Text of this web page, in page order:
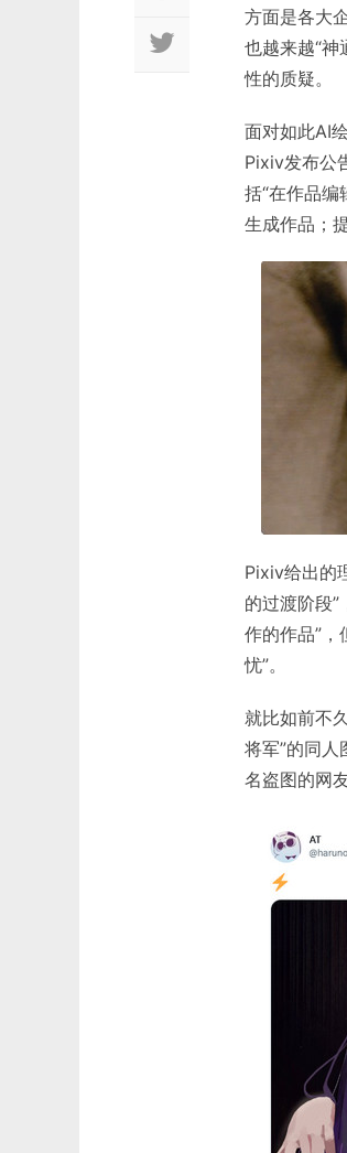
方面是各大
也越来越“
性的质疑。
面对如此AI
Pixiv发布公
括“在作品
生成作品；
Pixiv给出的
的过渡阶段
作的作品”
忧”。
就比如前不
将军”的同
名盗图的网